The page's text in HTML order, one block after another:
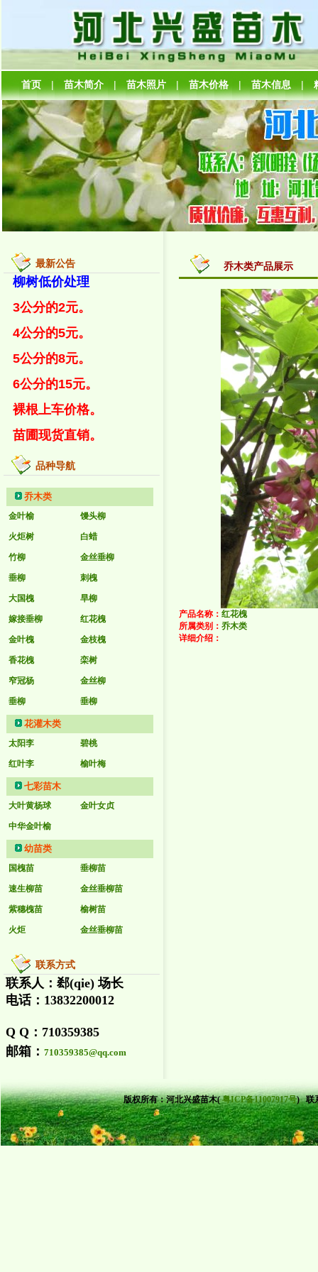
首页 | 苗木简介 | 苗木照片 | 苗木价格 | 苗木信息 |
最新公告
柳树低价处理
3公分的2元。
4公分的5元。
5公分的8元。
6公分的15元。
裸根上车价格。
苗圃现货直销。
品种导航
乔木类
金叶榆 馒头柳
火炬树 白蜡
竹柳 金丝垂柳
垂柳 刺槐
大国槐 旱柳
嫁接垂柳 红花槐
金叶槐 金枝槐
香花槐 栾树
窄冠杨 金丝柳
垂柳 垂柳
花灌木类
太阳李 碧桃
红叶李 榆叶梅
七彩苗木
大叶黄杨球 金叶女贞
中华金叶榆
幼苗类
国槐苗 垂柳苗
速生柳苗 金丝垂柳苗
紫穗槐苗 榆树苗
火炬 金丝垂柳苗
联系方式
联系人：郄(qie) 场长
电话：13832200012
Q Q：710359385
邮箱： 710359385@qq.com
乔木类产品展示
产品名称： 红花槐
所属类别： 乔木类
详细介绍：
版权所有：河北兴盛苗木( 粤ICP备11007917号)联